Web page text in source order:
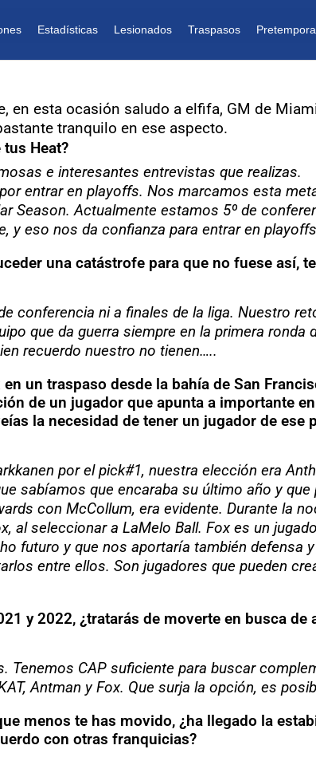
Estadísticas Lesionados Traspasos
en esta ocasión saludo a elfifa, GM de
tranquilo en ese aspecto.
Heat?
e interesantes entrevistas que realizas.
entrar en playoffs. Nos marcamos esta
Season. Actualmente estamos 5º de
y eso nos da confianza para entrar en
una catástrofe para que no fuese así,
conferencia ni a finales de la liga. Nuestro
que da guerra siempre en la primera ronda
recuerdo nuestro no tienen…..
un traspaso desde la bahía de San
de un jugador que apunta a importante
la necesidad de tener un jugador de ese
por el pick#1, nuestra elección era
sabíamos que encaraba su último año y
con McCollum, era evidente. Durante la
al seleccionar a LaMelo Ball. Fox es un
futuro y que nos aportaría también defensa
entre ellos. Son jugadores que pueden
y 2022, ¿tratarás de moverte en busca de
CAP suficiente para buscar
Antman y Fox. Que surja la opción, es
menos te has movido, ¿ha llegado la
con otras franquicias?